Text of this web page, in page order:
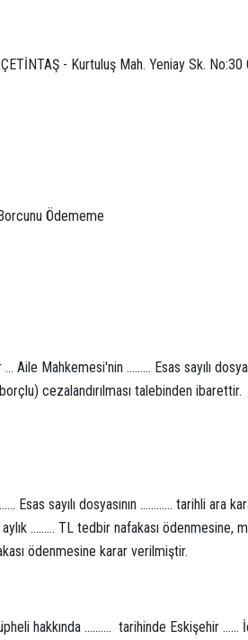
Mah. Yeniay Sk. No:30
……… Esas sayılı dosyasının
cezalandırılması talebinden ibarettir.
sayılı dosyasının ………… tarihli ara
……… TL tedbir nafakası ödenmesine,
ödenmesine karar verilmiştir.
hakkında ………. tarihinde Eskişehir ……